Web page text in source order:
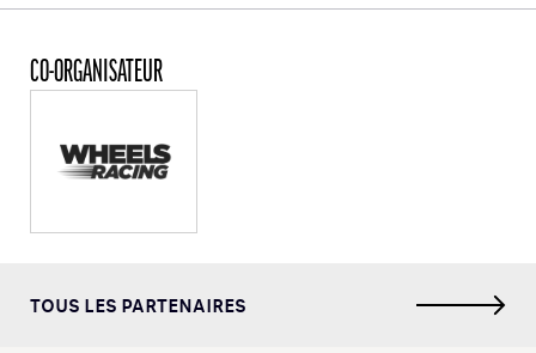
CO-ORGANISATEUR
TOUS LES PARTENAIRES